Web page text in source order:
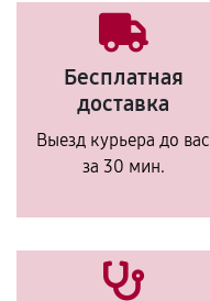
Бесплатная
доставка
Выезд курьера до вас
за 30 мин.